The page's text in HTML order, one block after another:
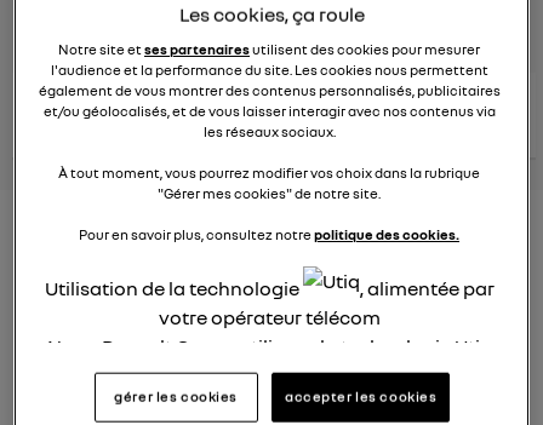
posez une question
conseils Renault
consultez les
conseils
similaires
voir tous les
conseils
Nouveau modèle électrique
Renault 2022
13:26
Quel est le nouveau modèle électrique Renault cette
Les cookies, ça roule
Notre site etses partenairesutilisent des cookies pour mesurer
l'audience et la performance du site. Les cookies nous permettent
également de vous montrer des contenus personnalisés, publicitaires
et/ou géolocalisés, et de vous laisser interagir avec nos contenus via
les réseaux sociaux.
À tout moment, vous pourrez modifier vos choix dans la rubrique
"Gérer mes cookies" de notre site.
Pour en savoir plus, consultez notrepolitique des cookies.
Utilisation de la technologie
, alimentée par
votre opérateur télécom
Nous, Renault Group, utilisons la technologie Utiq
pour nos activités digitales (telles que décrites
dans cette notice de consentement) et liées à
gérer les cookies accepter les cookies